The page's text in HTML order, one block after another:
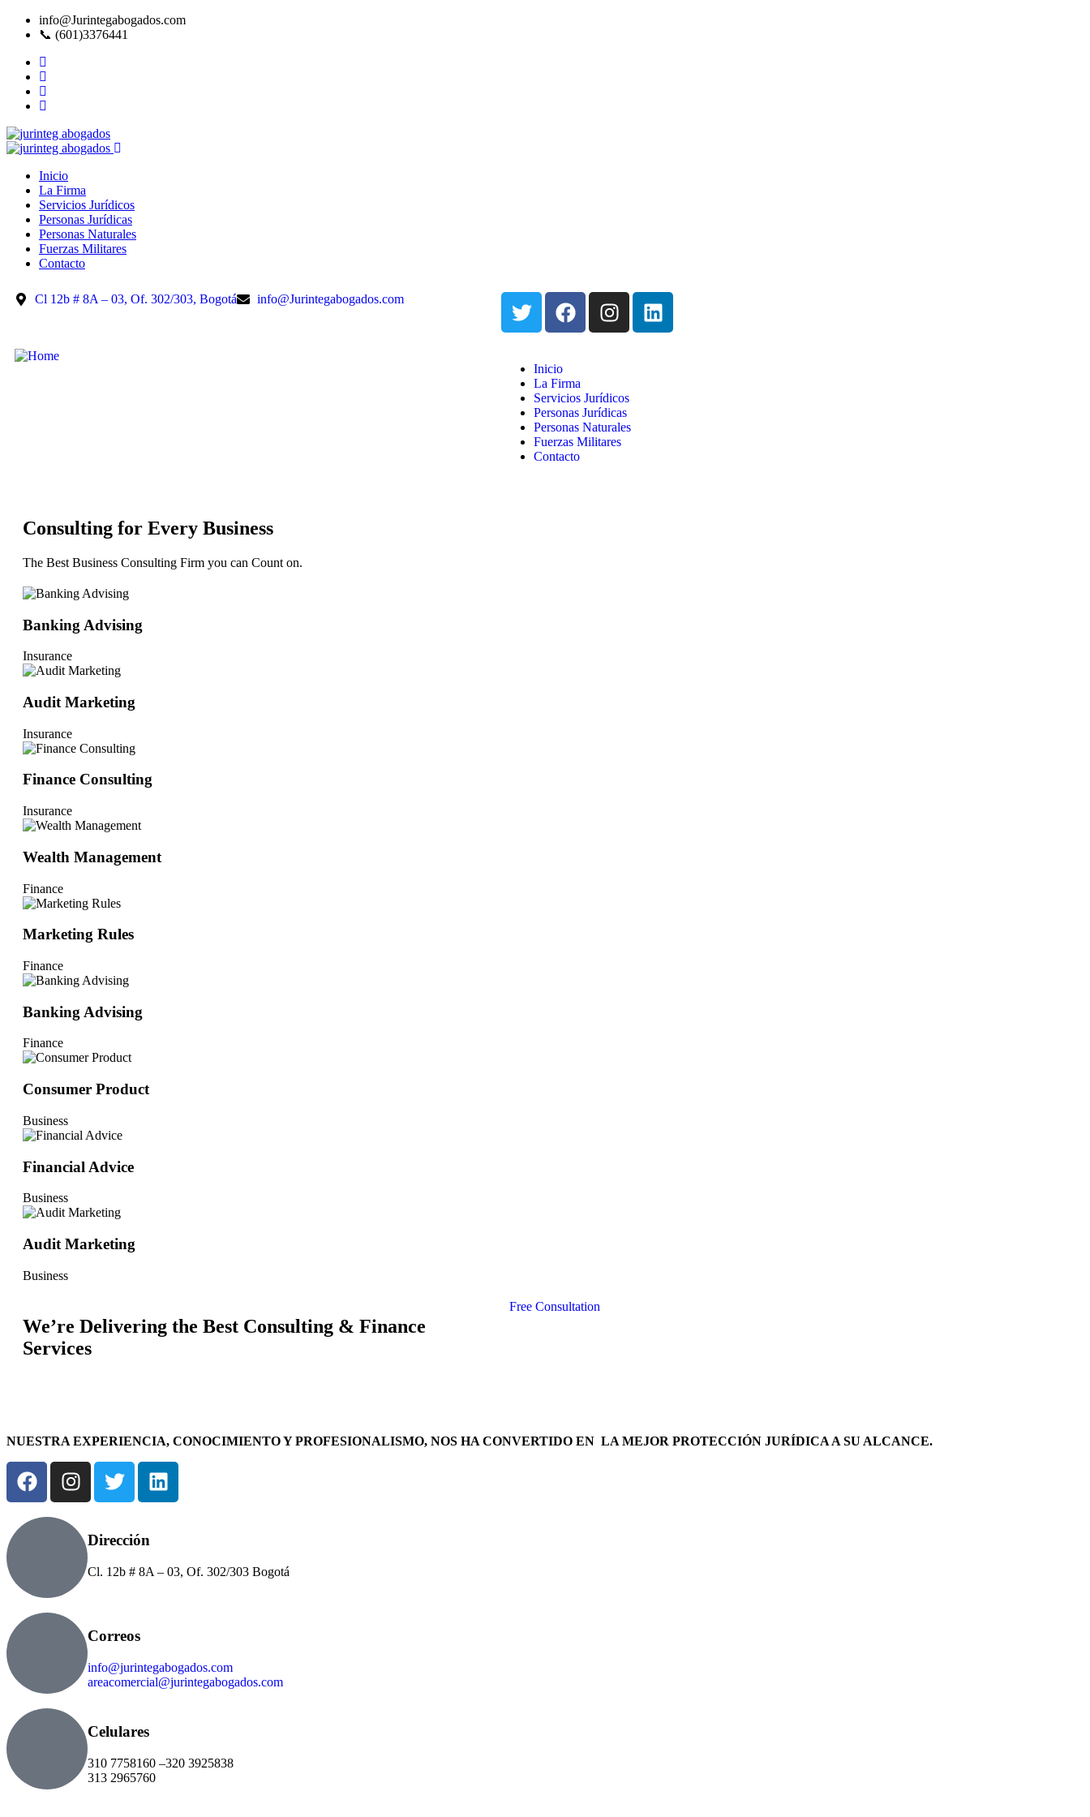
info@Jurintegabogados.com
📞 (601)3376441
Inicio
La Firma
Servicios Jurídicos
Personas Jurídicas
Personas Naturales
Fuerzas Militares
Contacto
Cl 12b # 8A – 03, Of. 302/303, Bogotá info@Jurintegabogados.com
Inicio
La Firma
Servicios Jurídicos
Personas Jurídicas
Personas Naturales
Fuerzas Militares
Contacto
Consulting for Every Business
The Best Business Consulting Firm you can Count on.
Banking Advising
Insurance
Audit Marketing
Insurance
Finance Consulting
Insurance
Wealth Management
Finance
Marketing Rules
Finance
Banking Advising
Finance
Consumer Product
Business
Financial Advice
Business
Audit Marketing
Business
We’re Delivering the Best Consulting & Finance
Services
Free Consultation
NUESTRA EXPERIENCIA, CONOCIMIENTO Y PROFESIONALISMO, NOS HA CONVERTIDO EN LA MEJOR PROTECCIÓN JURÍDICA A SU ALCANCE.
Dirección
Cl. 12b # 8A – 03, Of. 302/303 Bogotá
Correos
info@jurintegabogados.com
areacomercial@jurintegabogados.com
Celulares
310 7758160 –320 3925838
313 2965760